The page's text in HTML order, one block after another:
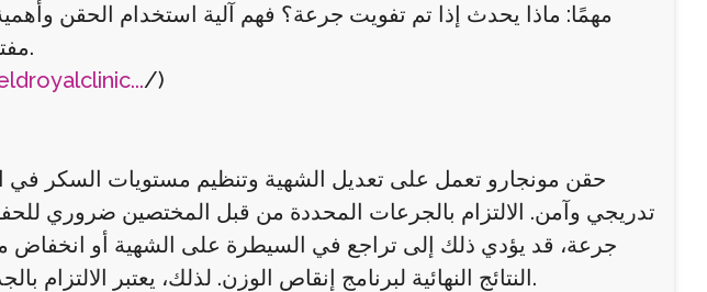
مهمًا: ماذا يحدث إذا تم تفويت جرعة؟ فهم آلية استخدام الحقن
مفتاحًا لتحقيق النتائج المرجوة بأمان وفعالية.
/)
حقن مونجارو تعمل على تعديل الشهية وتنظيم مستويات السكر في
تدريجي وآمن. الالتزام بالجرعات المحددة من قبل المختصين ضروري
جرعة، قد يؤدي ذلك إلى تراجع في السيطرة على الشهية أو انخفاض
النتائج النهائية لبرنامج إنقاص الوزن. لذلك، يعتبر الالتزام بالجدول الزمني جزءًا أساسيًا من نجاح العلاج.